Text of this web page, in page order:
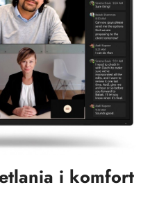
i komfort